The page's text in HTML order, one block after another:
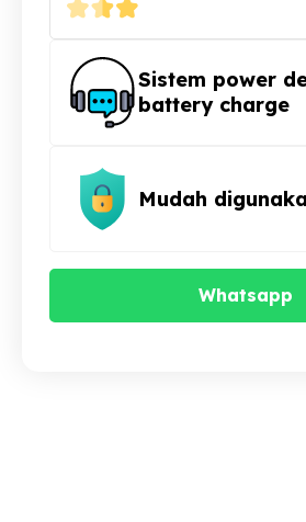
Sistem power
battery charge
Mudah
Whatsapp